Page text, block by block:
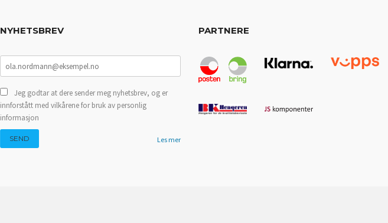
NYHETSBREV
Jeg godtar at dere sender meg nyhetsbrev, og er
innforstått med vilkårene for bruk av personlig
informasjon
Les mer
PARTNERE